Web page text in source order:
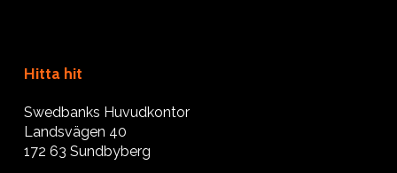
Hitta hit
Swedbanks Huvudkontor
Landsvägen 40
172 63 Sundbyberg